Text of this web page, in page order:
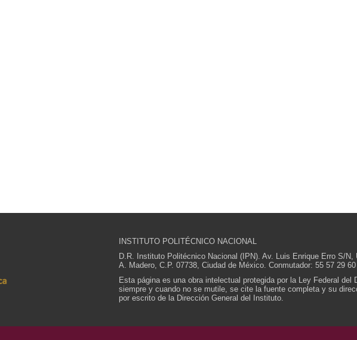
INSTITUTO POLITÉCNICO NACIONAL
D.R. Instituto Politécnico Nacional (IPN). Av. Luis Enrique Erro S/
A. Madero, C.P. 07738, Ciudad de México. Conmutador: 55 57 29
Esta página es una obra intelectual protegida por la Ley Federal
siempre y cuando no se mutile, se cite la fuente completa y su
por escrito de la Dirección General del Instituto.